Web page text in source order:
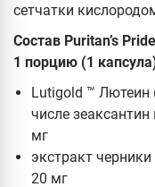
сетчатки
Состав Puritan’s
1 порцию (1
Lutigold ™ Лютеин
числе
мг
экстракт
20 мг